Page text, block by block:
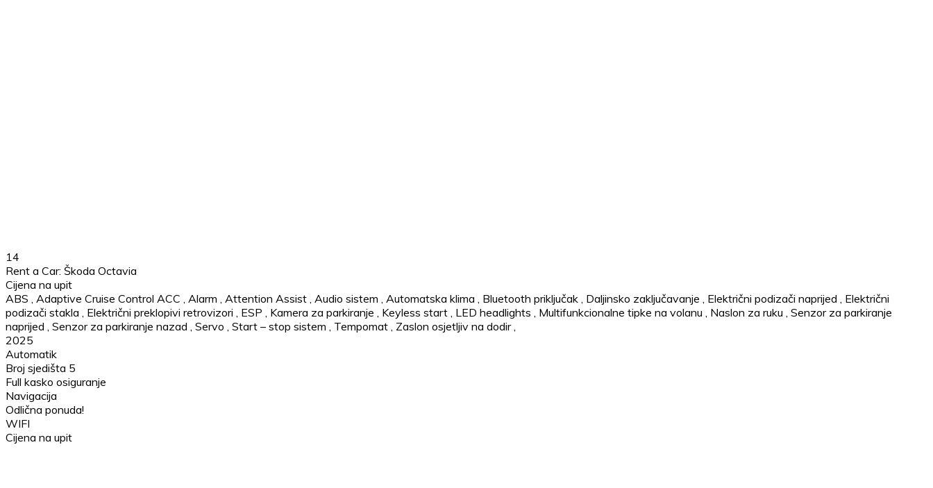
14
Rent a Car: Škoda Octavia
Cijena na upit
ABS , Adaptive Cruise Control ACC , Alarm , Attention Assist , Audio sistem , Automatska klima , Bluetooth priključak , Daljinsko zaključavanje , Električni podizači naprijed , Električni
podizači stakla , Električni preklopivi retrovizori , ESP , Kamera za parkiranje , Keyless start , LED headlights , Multifunkcionalne tipke na volanu , Naslon za ruku , Senzor za parkiranje
naprijed , Senzor za parkiranje nazad , Servo , Start – stop sistem , Tempomat , Zaslon osjetljiv na dodir ,
2025
Automatik
Broj sjedišta 5
Full kasko osiguranje
Navigacija
Odlična ponuda!
WIFI
Cijena na upit